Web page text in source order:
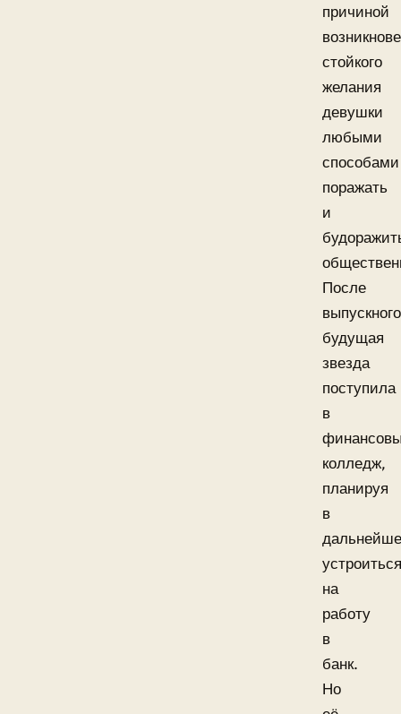
причиной
стойкого
желания
девушки
любыми
способами
поражать
и
После
выпускного
будущая
звезда
поступила
в
колледж,
планируя
в
устроиться
на
работу
в
банк.
Но